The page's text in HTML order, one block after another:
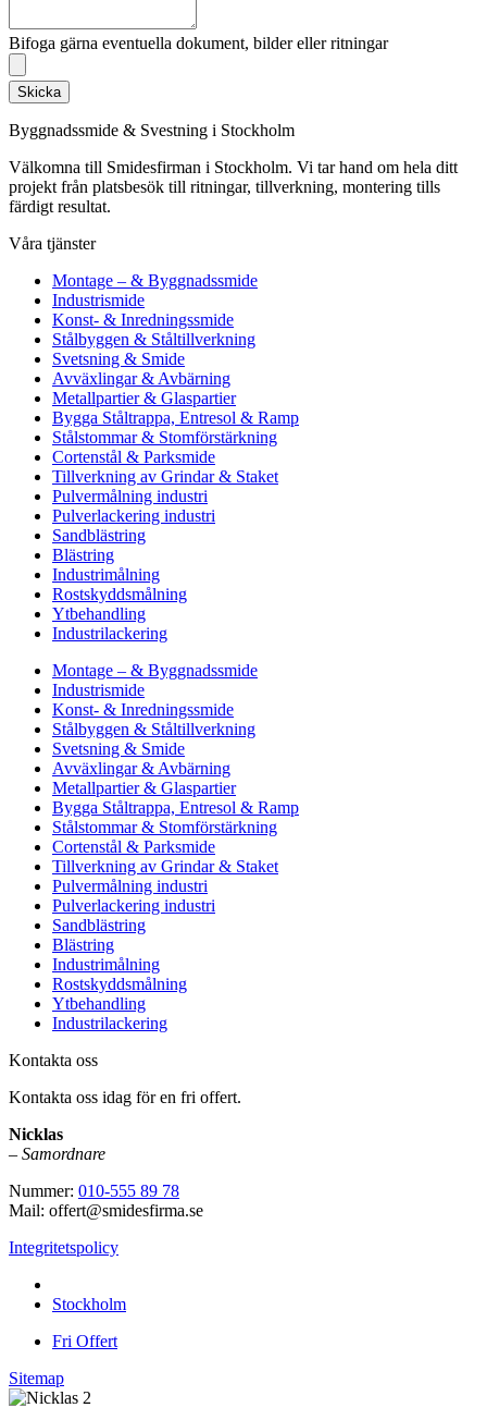
Bifoga gärna eventuella dokument, bilder eller ritningar
Skicka
Byggnadssmide & Svestning i Stockholm
Välkomna till Smidesfirman i Stockholm. Vi tar hand om hela ditt
projekt från platsbesök till ritningar, tillverkning, montering tills
färdigt resultat.
Våra tjänster
Montage – & Byggnadssmide
Industrismide
Konst- & Inredningssmide
Stålbyggen & Ståltillverkning
Svetsning & Smide
Avväxlingar & Avbärning
Metallpartier & Glaspartier
Bygga Ståltrappa, Entresol & Ramp
Stålstommar & Stomförstärkning
Cortenstål & Parksmide
Tillverkning av Grindar & Staket
Pulvermålning industri
Pulverlackering industri
Sandblästring
Blästring
Industrimålning
Rostskyddsmålning
Ytbehandling
Industrilackering
Montage – & Byggnadssmide
Industrismide
Konst- & Inredningssmide
Stålbyggen & Ståltillverkning
Svetsning & Smide
Avväxlingar & Avbärning
Metallpartier & Glaspartier
Bygga Ståltrappa, Entresol & Ramp
Stålstommar & Stomförstärkning
Cortenstål & Parksmide
Tillverkning av Grindar & Staket
Pulvermålning industri
Pulverlackering industri
Sandblästring
Blästring
Industrimålning
Rostskyddsmålning
Ytbehandling
Industrilackering
Kontakta oss
Kontakta oss idag för en fri offert.
Nicklas
– Samordnare
Nummer: 010-555 89 78
Mail: offert@smidesfirma.se
Integritetspolicy
Stockholm
Fri Offert
Sitemap